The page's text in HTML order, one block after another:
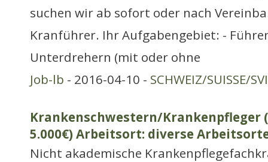
suchen wir ab sofort oder nach
Kranführer. Ihr Aufgabengebiet: -
Unterdrehern (mit oder ohne
Job-lb - 2016-04-10 - SCHWEIZ/SUISSE/
Krankenschwestern/Krankenpfleger
5.000€) Arbeitsort: diverse
Nicht akademische